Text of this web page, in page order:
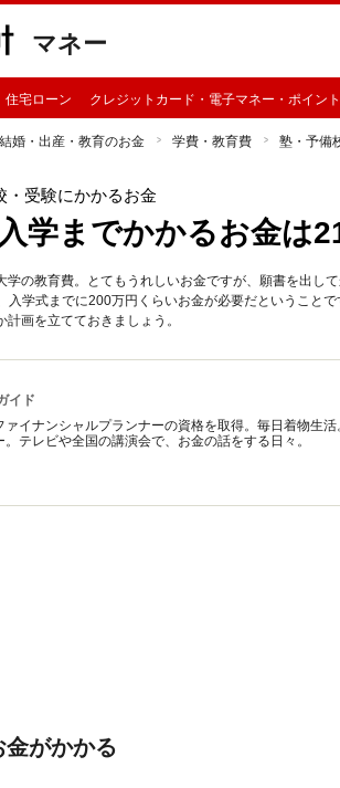
マネー
住宅ローン クレジットカード・電子マネー・ポイント
結婚・出産・教育のお金 学費・教育費 塾・予備
・受験にかかるお金
学までかかるお金は
の教育費。とてもうれしいお金ですが、願書を出し
学式までに200万円くらいお金が必要だということ
画を立てておきましょう。
イド
ァイナンシャルプランナーの資格を取得。毎日着物生
テレビや全国の講演会で、お金の話をする日々。
がかかる